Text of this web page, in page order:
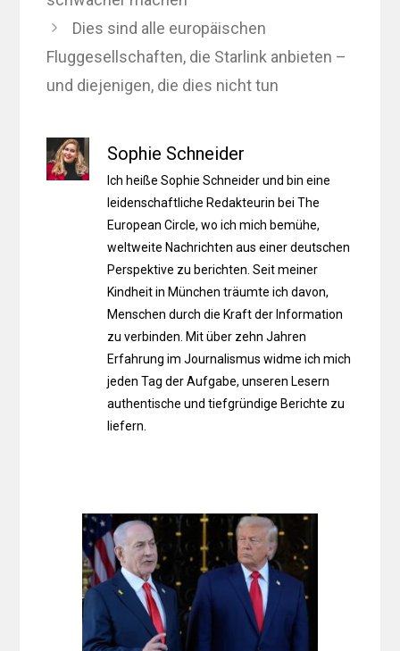
Dies sind alle europäischen
Fluggesellschaften, die Starlink anbieten –
und diejenigen, die dies nicht tun
Sophie Schneider
Ich heiße Sophie Schneider und bin eine
leidenschaftliche Redakteurin bei The
European Circle, wo ich mich bemühe,
weltweite Nachrichten aus einer deutschen
Perspektive zu berichten. Seit meiner
Kindheit in München träumte ich davon,
Menschen durch die Kraft der Information
zu verbinden. Mit über zehn Jahren
Erfahrung im Journalismus widme ich mich
jeden Tag der Aufgabe, unseren Lesern
authentische und tiefgründige Berichte zu
liefern.